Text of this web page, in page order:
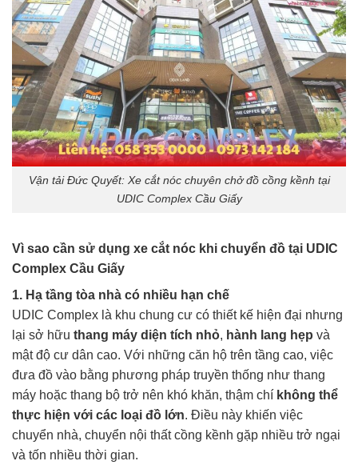
Vận tải Đức Quyết: Xe cắt nóc chuyên chở đồ cồng kềnh tại
UDIC Complex Cầu Giấy
Vì sao cần sử dụng xe cắt nóc khi chuyển đồ tại UDIC
Complex Cầu Giấy
1. Hạ tầng tòa nhà có nhiều hạn chế
UDIC Complex là khu chung cư có thiết kế hiện đại nhưng
lại sở hữu thang máy diện tích nhỏ, hành lang hẹp và
mật độ cư dân cao. Với những căn hộ trên tầng cao, việc
đưa đồ vào bằng phương pháp truyền thống như thang
máy hoặc thang bộ trở nên khó khăn, thậm chí không thể
thực hiện với các loại đồ lớn. Điều này khiến việc
chuyển nhà, chuyển nội thất cồng kềnh gặp nhiều trở ngại
và tốn nhiều thời gian.